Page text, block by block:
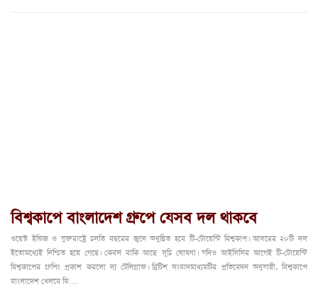
বিশ্বকাপে বাংলাদেশ গ্রুপে যেসব দল থাকবে
ওয়েস্ট ইন্ডিজ ও যুক্তরাষ্ট্রে চলতি বছরের জুনে অনুষ্ঠিত হবে টি-টোয়েন্টি বিশ্বকাপ। আসরের ২০টি দল
ইতোমধ্যেই নিশ্চিত হয়ে গেছে। কেবল বাকি আছে সূচি ঘোষণা। যদিও আইসিসির আগেই টি-টোয়েন্টি
বিশ্বকাপের গ্রুপিং প্রকাশ করলো দ্য টেলিগ্রাফ। ব্রিটিশ সংবাদমাধ্যমটির প্রতিবেদন অনুযায়ী, বিশ্বকাপে
বাংলাদেশ খেলবে ডি…